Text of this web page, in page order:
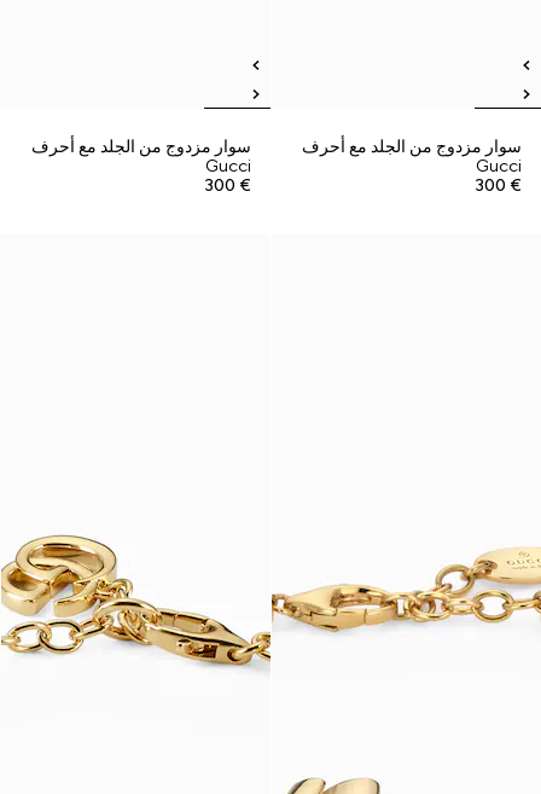
سوار مزدوج من الجلد مع أحرف
Gucci
€ 300
سوار مزدوج من الجلد مع أحرف
Gucci
€ 300